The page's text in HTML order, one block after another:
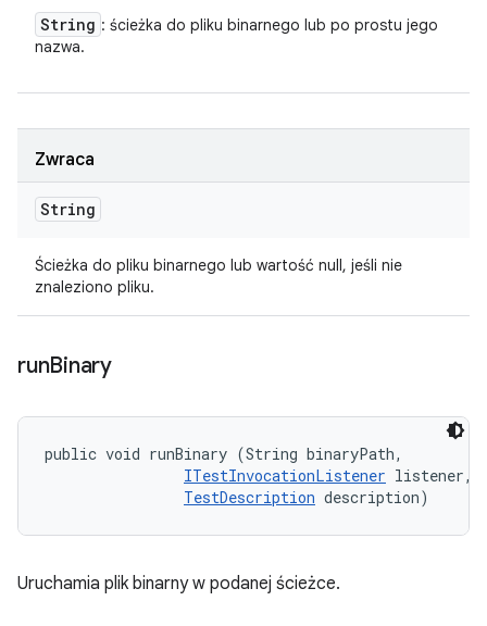
String : ścieżka do pliku binarnego lub po prostu jego
nazwa.
Zwraca
String
Ścieżka do pliku binarnego lub wartość null, jeśli nie
znaleziono pliku.
runBinary
public void runBinary (String binaryPath,
ITestInvocationListener listener,
TestDescription description)
Uruchamia plik binarny w podanej ścieżce.